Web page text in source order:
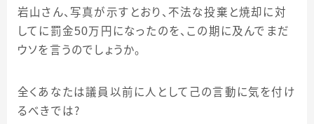
岩山さん、写真が示すとおり、不法な投棄と焼却に対
してに罰金50万円になったのを、この期に及んでまだ
ウソを言うのでしょうか。
全くあなたは議員以前に人として己の言動に気を付け
るべきでは？